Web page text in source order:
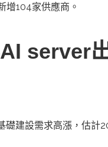
增104家供應商。
server
礎建設需求高漲，估計